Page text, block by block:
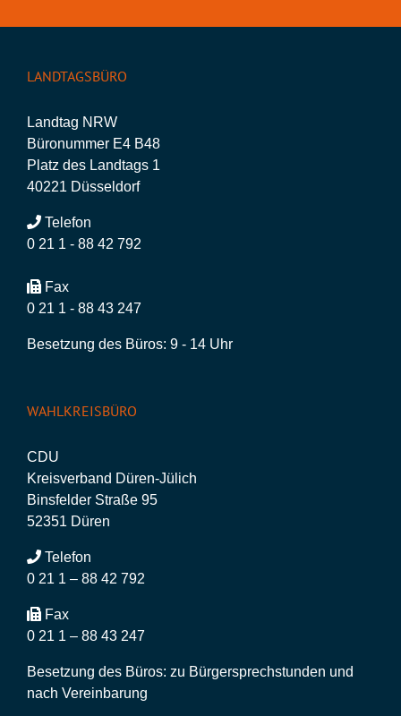
LANDTAGSBÜRO
Landtag NRW
Büronummer E4 B48
Platz des Landtags 1
40221 Düsseldorf
Telefon
0 21 1 - 88 42 792
Fax
0 21 1 - 88 43 247
Besetzung des Büros: 9 - 14 Uhr
WAHLKREISBÜRO
CDU
Kreisverband Düren-Jülich
Binsfelder Straße 95
52351 Düren
Telefon
0 21 1 – 88 42 792
Fax
0 21 1 – 88 43 247
Besetzung des Büros: zu Bürgersprechstunden und
nach Vereinbarung